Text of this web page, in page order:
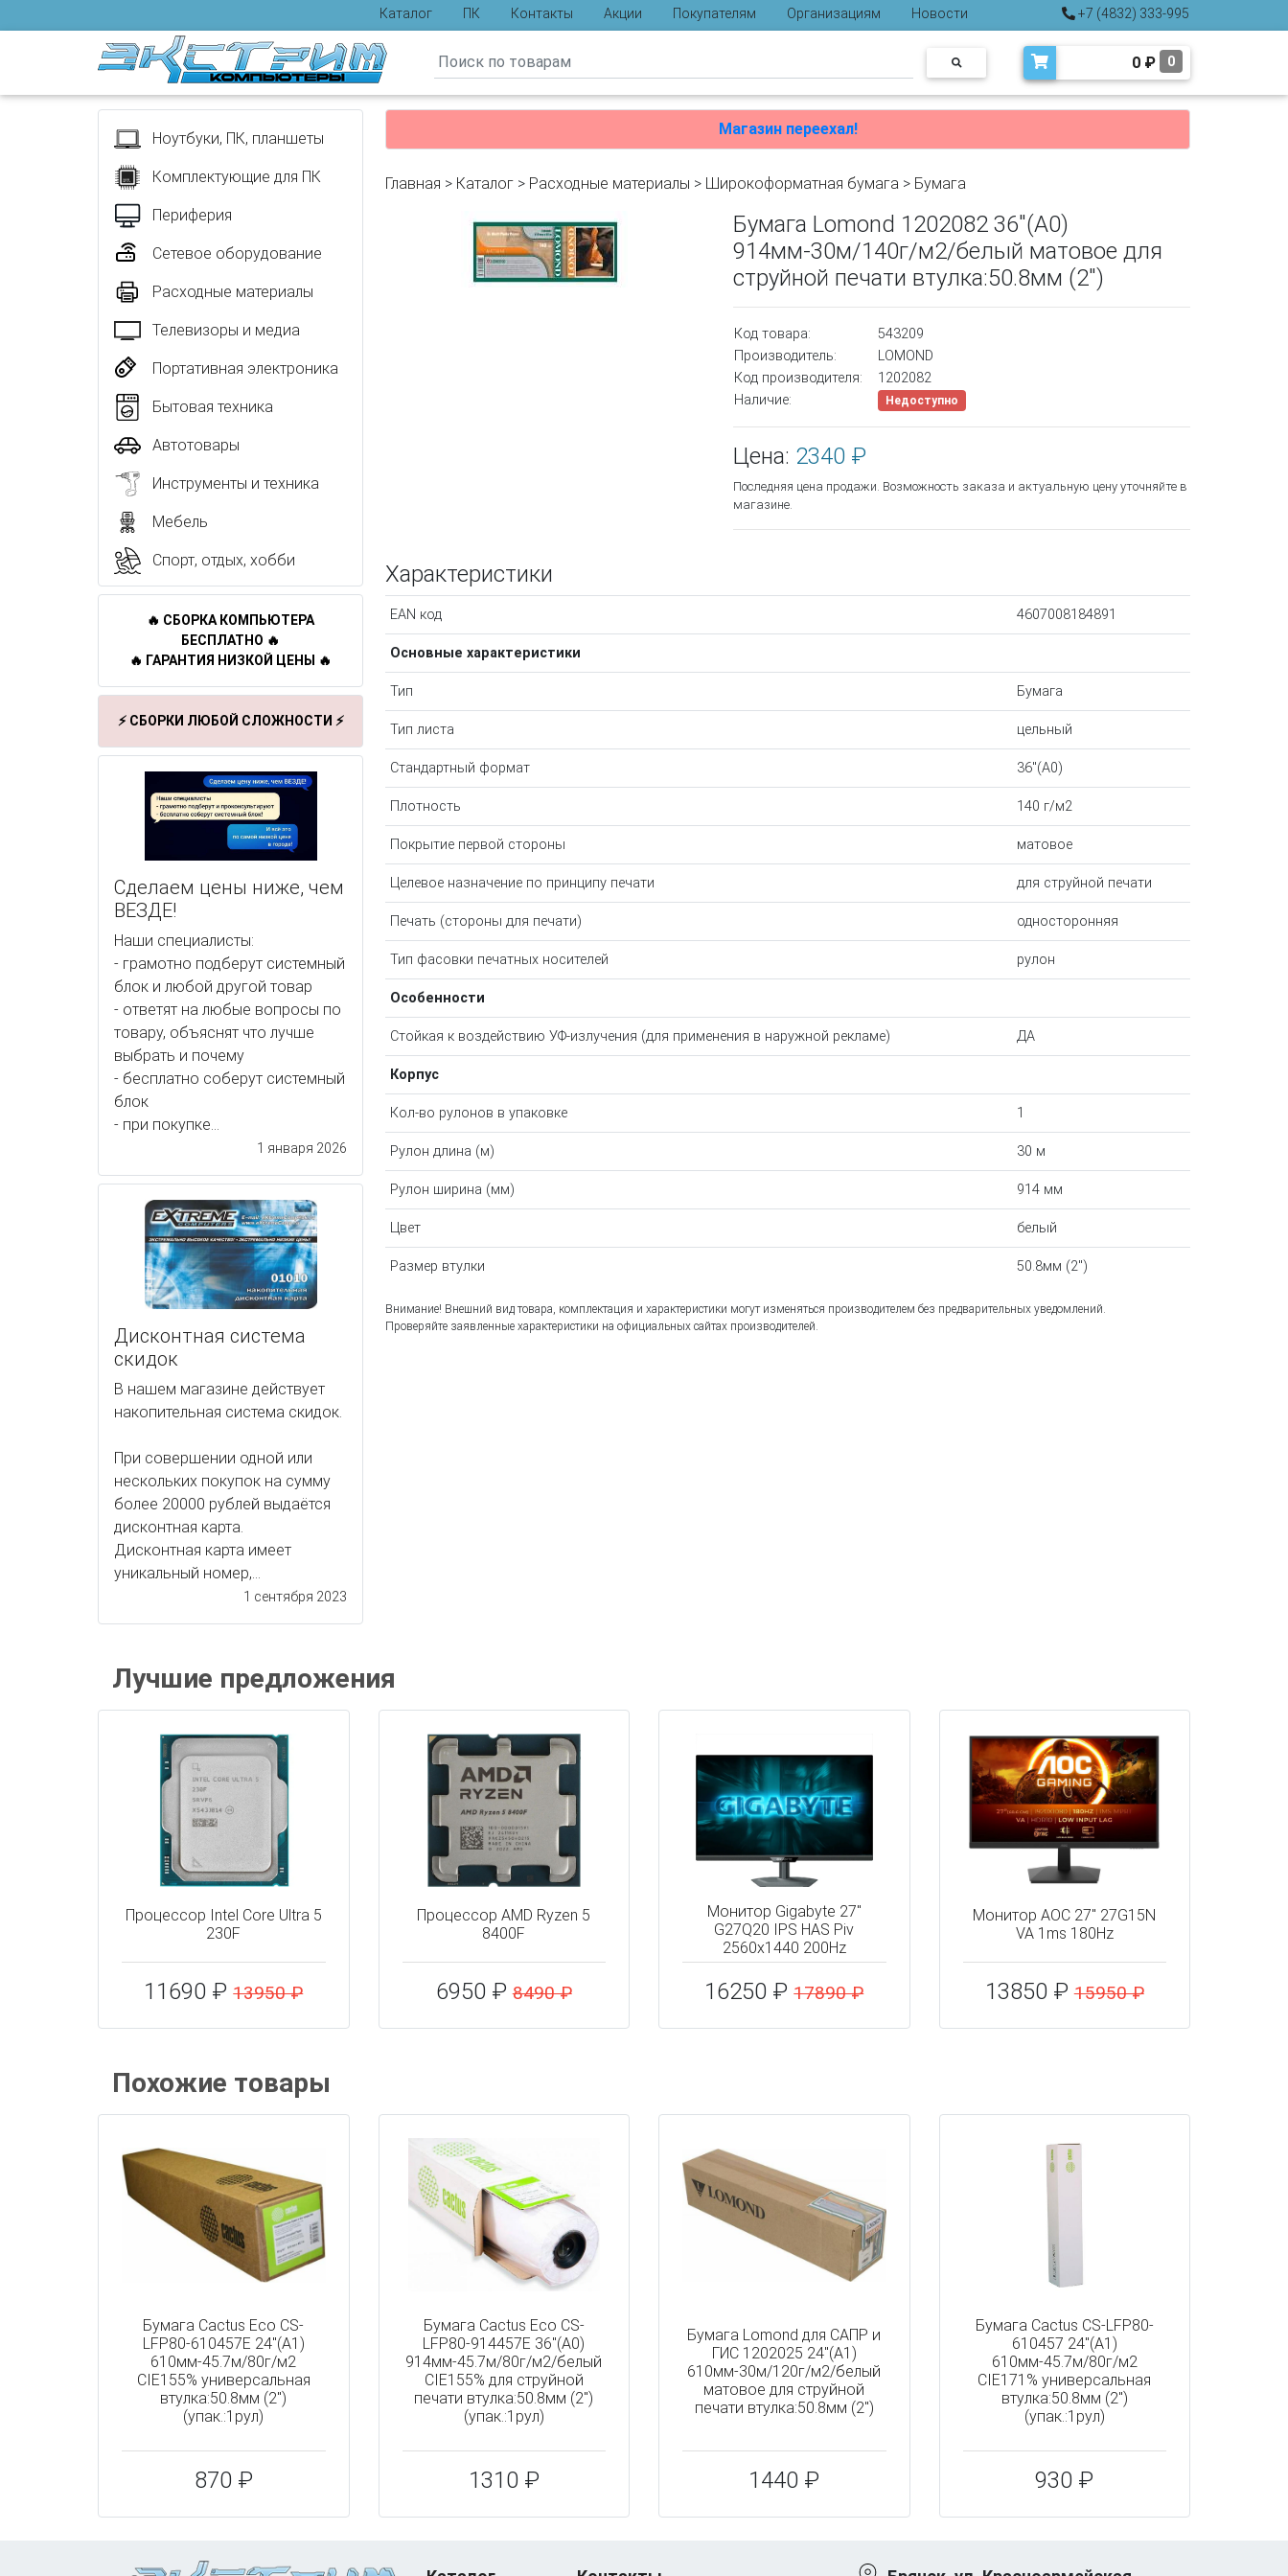
Каталог ПК Контакты Акции Покупателям Организациям
Новости
Отзывы
+7 (4832) 333-995
0 ₽ 0
Ноутбуки, ПК, планшеты
Комплектующие для ПК
Периферия
Сетевое оборудование
Расходные материалы
Телевизоры и медиа
Портативная электроника
Бытовая техника
Автотовары
Инструменты и техника
Мебель
Спорт, отдых, хобби
🔥 СБОРКА КОМПЬЮТЕРА
БЕСПЛАТНО 🔥
🔥 ГАРАНТИЯ НИЗКОЙ ЦЕНЫ 🔥
⚡ СБОРКИ ЛЮБОЙ СЛОЖНОСТИ ⚡
Сделаем цены ниже, чем
ВЕЗДЕ!
Наши специалисты:
- грамотно подберут системный
блок и любой другой товар
- ответят на любые вопросы по
товару, объяснят что лучше
выбрать и почему
- бесплатно соберут системный
блок
- при покупке...
1 января 2026
Дисконтная система
скидок
В нашем магазине действует
накопительная система скидок.
При совершении одной или
нескольких покупок на сумму
более 20000 рублей выдаётся
дисконтная карта.
Дисконтная карта имеет
уникальный номер,...
1 сентября 2023
Магазин переехал!
Главная > Каталог > Расходные материалы > Широкоформатная бумага > Бумага
Бумага Lomond 1202082 36"(A0)
914мм-30м/140г/м2/белый матовое для
струйной печати втулка:50.8мм (2")
Код товара:
543209
Производитель:
LOMOND
Код производителя:
1202082
Наличие:
Недоступно
Цена: 2340 ₽
Последняя цена продажи. Возможность заказа и актуальную цену уточняйте в
магазине.
Характеристики
EAN код 4607008184891
Основные характеристики
Тип Бумага
Тип листа цельный
Стандартный формат 36"(A0)
Плотность 140 г/м2
Покрытие первой стороны матовое
Целевое назначение по принципу печати для струйной печати
Печать (стороны для печати) односторонняя
Тип фасовки печатных носителей рулон
Особенности
Стойкая к воздействию УФ-излучения (для применения в наружной рекламе) ДА
Корпус
Кол-во рулонов в упаковке 1
Рулон длина (м) 30 м
Рулон ширина (мм) 914 мм
Цвет белый
Размер втулки 50.8мм (2")
Внимание! Внешний вид товара, комплектация и характеристики могут изменяться производителем без предварительных уведомлений.
Проверяйте заявленные характеристики на официальных сайтах производителей.
Лучшие предложения
Процессор Intel Core Ultra 5
230F
11690 ₽13950 ₽
Процессор AMD Ryzen 5
8400F
6950 ₽8490 ₽
Монитор Gigabyte 27"
G27Q20 IPS HAS Piv
2560x1440 200Hz
16250 ₽17890 ₽
Монитор AOC 27" 27G15N
VA 1ms 180Hz
13850 ₽15950 ₽
Похожие товары
Бумага Cactus Eco CS-
LFP80-610457E 24"(A1)
610мм-45.7м/80г/м2
CIE155% универсальная
втулка:50.8мм (2")
(упак.:1рул)
870 ₽
Бумага Cactus Eco CS-
LFP80-914457E 36"(A0)
914мм-45.7м/80г/м2/белый
CIE155% для струйной
печати втулка:50.8мм (2")
(упак.:1рул)
1310 ₽
Бумага Lomond для САПР и
ГИС 1202025 24"(A1)
610мм-30м/120г/м2/белый
матовое для струйной
печати втулка:50.8мм (2")
1440 ₽
Бумага Cactus CS-LFP80-
610457 24"(A1)
610мм-45.7м/80г/м2
CIE171% универсальная
втулка:50.8мм (2")
(упак.:1рул)
930 ₽